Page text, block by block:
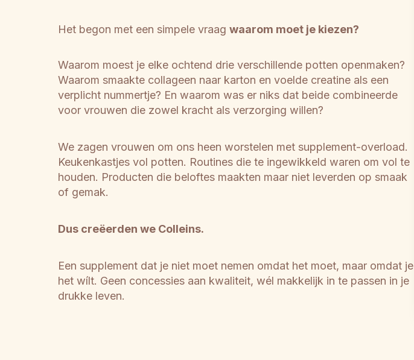
Het begon met een simpele vraag waarom moet je kiezen?
Waarom moest je elke ochtend drie verschillende potten openmaken?
Waarom smaakte collageen naar karton en voelde creatine als een
verplicht nummertje? En waarom was er niks dat beide combineerde
voor vrouwen die zowel kracht als verzorging willen?
We zagen vrouwen om ons heen worstelen met supplement-overload.
Keukenkastjes vol potten. Routines die te ingewikkeld waren om vol te
houden. Producten die beloftes maakten maar niet leverden op smaak
of gemak.
Dus creëerden we Colleins.
Een supplement dat je niet moet nemen omdat het moet, maar omdat je
het wílt. Geen concessies aan kwaliteit, wél makkelijk in te passen in je
drukke leven.